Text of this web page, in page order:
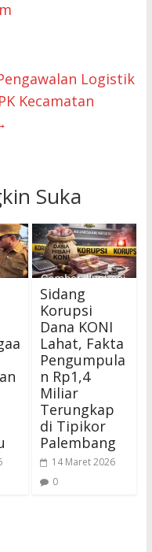
Logistik
Kecamatan
Suka
Sidang
Korupsi
Dana KONI
Lahat, Fakta
Pengumpula
n Rp1,4
Miliar
Terungkap
di Tipikor
Palembang
14 Maret 2026
0